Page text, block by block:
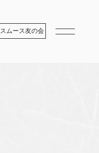
スムース友の会